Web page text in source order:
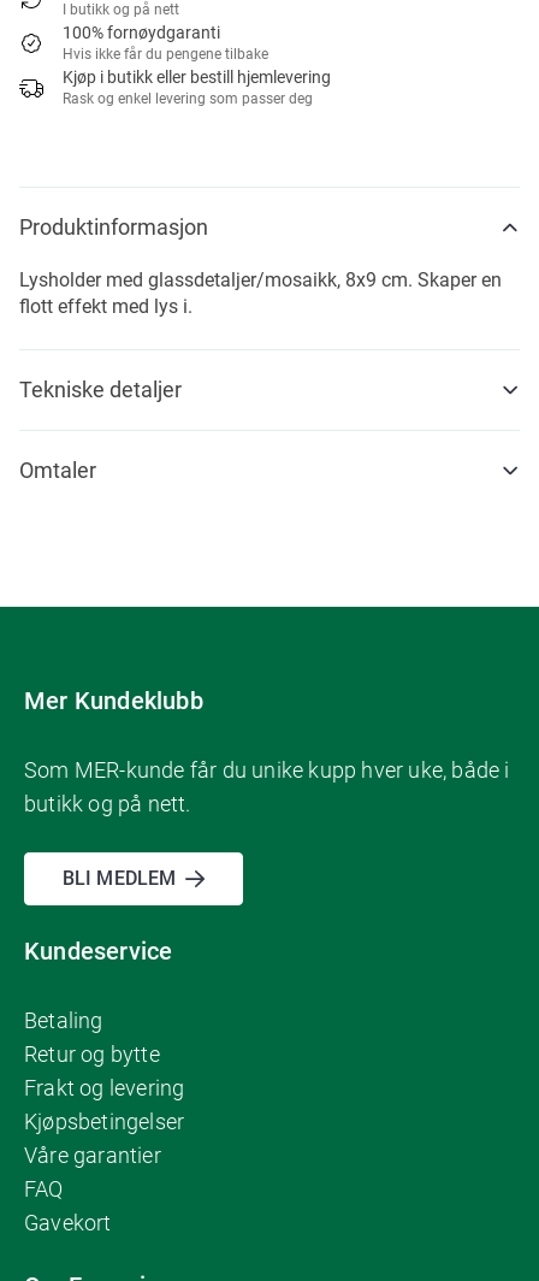
I butikk og på nett
100% fornøydgaranti
Hvis ikke får du pengene tilbake
Kjøp i butikk eller bestill hjemlevering
Rask og enkel levering som passer deg
Produktinformasjon
Lysholder med glassdetaljer/mosaikk, 8x9 cm. Skaper en
flott effekt med lys i.
Tekniske detaljer
Omtaler
Mer Kundeklubb
Som MER-kunde får du unike kupp hver uke, både i
butikk og på nett.
BLI MEDLEM
Kundeservice
Betaling
Retur og bytte
Frakt og levering
Kjøpsbetingelser
Våre garantier
FAQ
Gavekort